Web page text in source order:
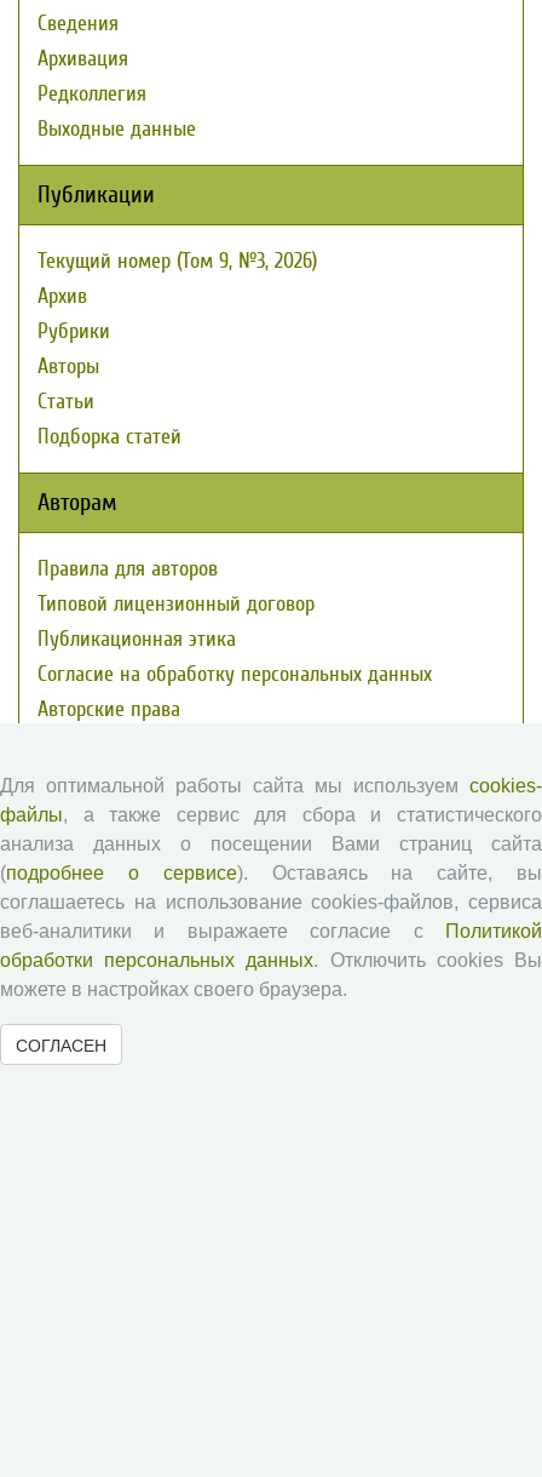
Сведения
Архивация
Редколлегия
Выходные данные
Публикации
Текущий номер (Том 9, №3, 2026)
Архив
Рубрики
Авторы
Статьи
Подборка статей
Авторам
Правила для авторов
Типовой лицензионный договор
Публикационная этика
Согласие на обработку персональных данных
Авторские права
Рецензентам
Памятка рецензенту
Положение о рецензировании
Форма рецензии
Журналы ВолНЦ РАН
Экономические и социальные перемены
Для оптимальной работы сайта мы используем cookies-
файлы, а также сервис для сбора и статистического
анализа данных о посещении Вами страниц сайта
(подробнее о сервисе). Оставаясь на сайте, вы
соглашаетесь на использование cookies-файлов, сервиса
веб-аналитики и выражаете согласие с
Политикой
обработки персональных данных. Отключить cookies Вы
можете в настройках своего браузера.
СОГЛАСЕН